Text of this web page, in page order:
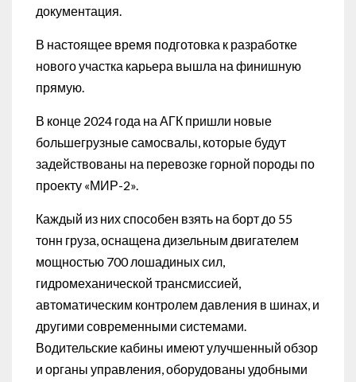
документация.
В настоящее время подготовка к разработке
нового участка карьера вышла на финишную
прямую.
В конце 2024 года на АГК пришли новые
большегрузные самосвалы, которые будут
задействованы на перевозке горной породы по
проекту «МИР-2».
Каждый из них способен взять на борт до 55
тонн груза, оснащена дизельным двигателем
мощностью 700 лошадиных сил,
гидромеханической трансмиссией,
автоматическим контролем давления в шинах, и
другими современными системами.
Водительские кабины имеют улучшенный обзор
и органы управления, оборудованы удобными